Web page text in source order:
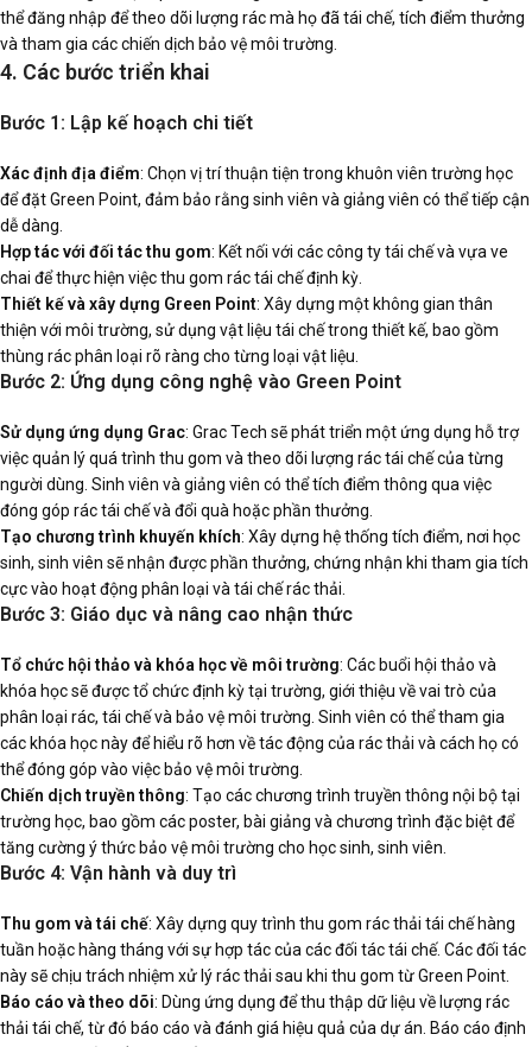
thể đăng nhập để theo dõi lượng rác mà họ đã tái chế, tích điểm thưởng
và tham gia các chiến dịch bảo vệ môi trường.
4. Các bước triển khai
Bước 1: Lập kế hoạch chi tiết
Xác định địa điểm: Chọn vị trí thuận tiện trong khuôn viên trường học
để đặt Green Point, đảm bảo rằng sinh viên và giảng viên có thể tiếp cận
dễ dàng.
Hợp tác với đối tác thu gom: Kết nối với các công ty tái chế và vựa ve
chai để thực hiện việc thu gom rác tái chế định kỳ.
Thiết kế và xây dựng Green Point: Xây dựng một không gian thân
thiện với môi trường, sử dụng vật liệu tái chế trong thiết kế, bao gồm
thùng rác phân loại rõ ràng cho từng loại vật liệu.
Bước 2: Ứng dụng công nghệ vào Green Point
Sử dụng ứng dụng Grac: Grac Tech sẽ phát triển một ứng dụng hỗ trợ
việc quản lý quá trình thu gom và theo dõi lượng rác tái chế của từng
người dùng. Sinh viên và giảng viên có thể tích điểm thông qua việc
đóng góp rác tái chế và đổi quà hoặc phần thưởng.
Tạo chương trình khuyến khích: Xây dựng hệ thống tích điểm, nơi học
sinh, sinh viên sẽ nhận được phần thưởng, chứng nhận khi tham gia tích
cực vào hoạt động phân loại và tái chế rác thải.
Bước 3: Giáo dục và nâng cao nhận thức
Tổ chức hội thảo và khóa học về môi trường: Các buổi hội thảo và
khóa học sẽ được tổ chức định kỳ tại trường, giới thiệu về vai trò của
phân loại rác, tái chế và bảo vệ môi trường. Sinh viên có thể tham gia
các khóa học này để hiểu rõ hơn về tác động của rác thải và cách họ có
thể đóng góp vào việc bảo vệ môi trường.
Chiến dịch truyền thông: Tạo các chương trình truyền thông nội bộ tại
trường học, bao gồm các poster, bài giảng và chương trình đặc biệt để
tăng cường ý thức bảo vệ môi trường cho học sinh, sinh viên.
Bước 4: Vận hành và duy trì
Thu gom và tái chế: Xây dựng quy trình thu gom rác thải tái chế hàng
tuần hoặc hàng tháng với sự hợp tác của các đối tác tái chế. Các đối tác
này sẽ chịu trách nhiệm xử lý rác thải sau khi thu gom từ Green Point.
Báo cáo và theo dõi: Dùng ứng dụng để thu thập dữ liệu về lượng rác
thải tái chế, từ đó báo cáo và đánh giá hiệu quả của dự án. Báo cáo định